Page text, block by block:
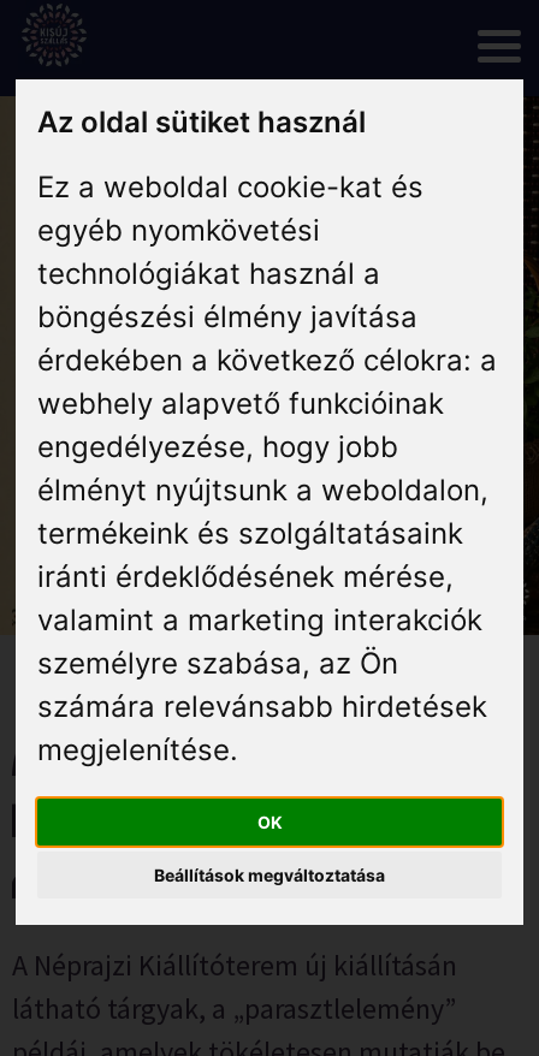
Az oldal sütiket használ
Ez a weboldal cookie-kat és
egyéb nyomkövetési
technológiákat használ a
böngészési élmény javítása
érdekében a következő célokra: a
webhely alapvető funkcióinak
engedélyezése, hogy jobb
élményt nyújtsunk a weboldalon,
termékeink és szolgáltatásaink
iránti érdeklődésének mérése,
valamint a marketing interakciók
személyre szabása, az Ön
számára relevánsabb hirdetések
megjelenítése.
OK
Beállítások megváltoztatása
Skip
content
Hírek
Programok
Szállás
Vendéglátás
Élmények
Gyógyuljon Kisújon
Galéria
A tárgyak második élete –
Kiállítás megnyitó – 2026.
május 8.
A Néprajzi Kiállítóterem új kiállításán
látható tárgyak, a „parasztlelemény”